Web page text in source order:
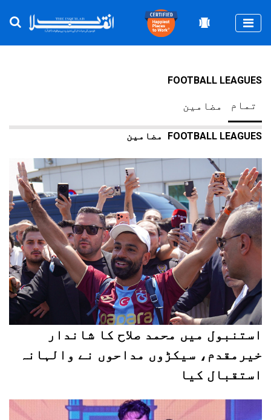
FOOTBALL LEAGUES
مضامین تمام
FOOTBALL LEAGUES
استنبول میں محمد صلاح کا شاندار
خیرمقدم، سیکڑوں مداحوں نے والہانہ
استقبال کیا